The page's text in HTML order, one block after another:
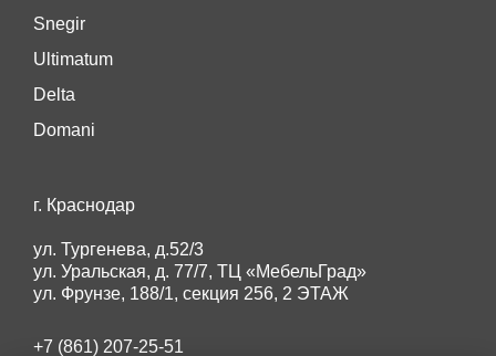
Snegir
Ultimatum
Delta
Domani
г. Краснодар
ул. Тургенева, д.52/3
ул. Уральская, д. 77/7, ТЦ «МебельГрад»
ул. Фрунзе, 188/1, секция 256, 2 ЭТАЖ
+7 (861) 207-25-51